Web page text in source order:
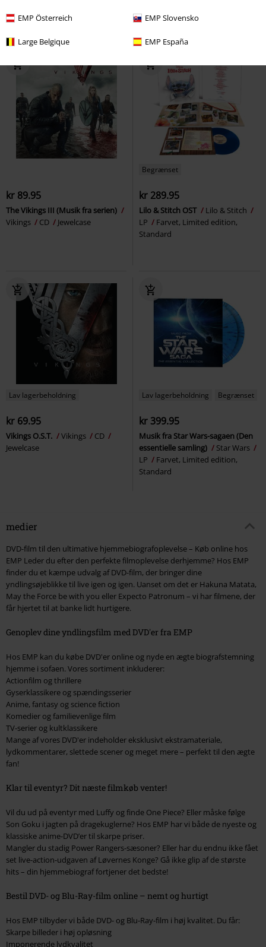
EMP Österreich EMP Slovensko
Large Belgique EMP España
kr 89.95
The Vikings III (Musik fra serien)
Vikings
CD Jewelcase
Begrænset
kr 289.95
Lilo & Stitch OST
Lilo & Stitch
LP
Farvet, Limited edition,
Standard
Lav lagerbeholdning
kr 69.95
Vikings O.S.T. Vikings
CD
Jewelcase
Lav lagerbeholdning Begrænset
kr 399.95
Musik fra Star Wars-sagaen (Den
essentielle samling)
Star Wars
LP
Farvet, Limited edition,
Standard
medier
DVD-film til den ultimative hjemmebiografoplevelse – Køb online hos
EMP Leder du efter den perfekte filmoplevelse derhjemme? Hos EMP
finder du et kæmpe udvalg af DVD-film, der bringer dine
yndlingsøjeblikke til live igen og igen. Uanset om det er Hakuna Matata,
May the Force be with you eller Expecto Patronum – vi har filmene, der
får hjertet til at banke lidt hurtigere.
Genoplev dine yndlingsfilm med DVD'er fra EMP
Hos EMP kan du købe DVD'er online og nyde en ægte biografstemning
hjemme i sofaen. Vores sortiment inkluderer:
Actionfilm og thrillere
Gyserklassikere og spændingsserier
Anime, fantasy og science fiction
Komedier og familievenlige film
TV-serier og kultklassikere
Mange af vores DVD'er indeholder eksklusivt ekstramateriale,
lydkommentarer, slettede scener og meget mere – perfekt til den ægte
fan!
Klar til eventyr? Dit næste filmkøb venter!
Vil du ud på eventyr med Luffy og finde One Piece? Eller måske følge
Son Goku i jagten på dragekuglerne? Hos EMP har vi både de nyeste og
klassiske anime-DVD’er til skarpe priser.
Mangler du stadig Power Rangers-sæsoner? Eller har du endnu ikke fået
set live-action-udgaven af Løvernes Konge? Gå ikke glip af de største
hits – din hjemmebiograf fortjener det bedste!
Bestil DVD- og Blu-Ray-film online – nemt og hurtigt
Hos EMP tilbyder vi både DVD- og Blu-Ray-film i høj kvalitet. Du får:
Skarpe billeder i høj opløsning
Imponerende lydkvalitet